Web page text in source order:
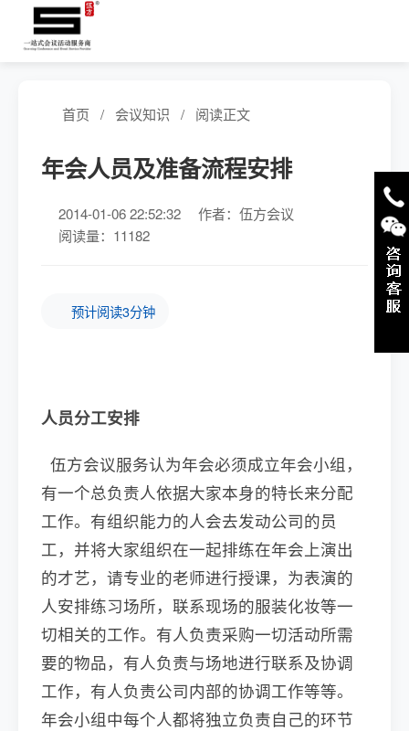
首页 / 会议知识 / 阅读正文
年会人员及准备流程安排
2014-01-06 22:52:32
作者：伍方会议
阅读量：11182
预计阅读3分钟
人员分工安排
伍方会议服务认为年会必须成立年会小组，
有一个总负责人依据大家本身的特长来分配
工作。有组织能力的人会去发动公司的员
工，并将大家组织在一起排练在年会上演出
的才艺，请专业的老师进行授课，为表演的
人安排练习场所，联系现场的服装化妆等一
切相关的工作。有人负责采购一切活动所需
要的物品，有人负责与场地进行联系及协调
工作，有人负责公司内部的协调工作等等。
年会小组中每个人都将独立负责自己的环节